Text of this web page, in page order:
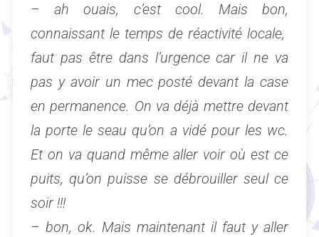
– ah ouais, c’est cool. Mais bon,
connaissant le temps de réactivité locale,
faut pas être dans l’urgence car il ne va
pas y avoir un mec posté devant la case
en permanence. On va déjà mettre devant
la porte le seau qu’on a vidé pour les wc.
Et on va quand même aller voir où est ce
puits, qu’on puisse se débrouiller seul ce
soir !!!
– bon, ok. Mais maintenant il faut y aller